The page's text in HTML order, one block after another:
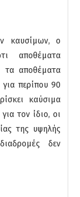
καυσίμων, ο
αποθέματα
τα αποθέματα
περίπου 90
καύσιμα
τον ίδιο, οι
της υψηλής
δεν